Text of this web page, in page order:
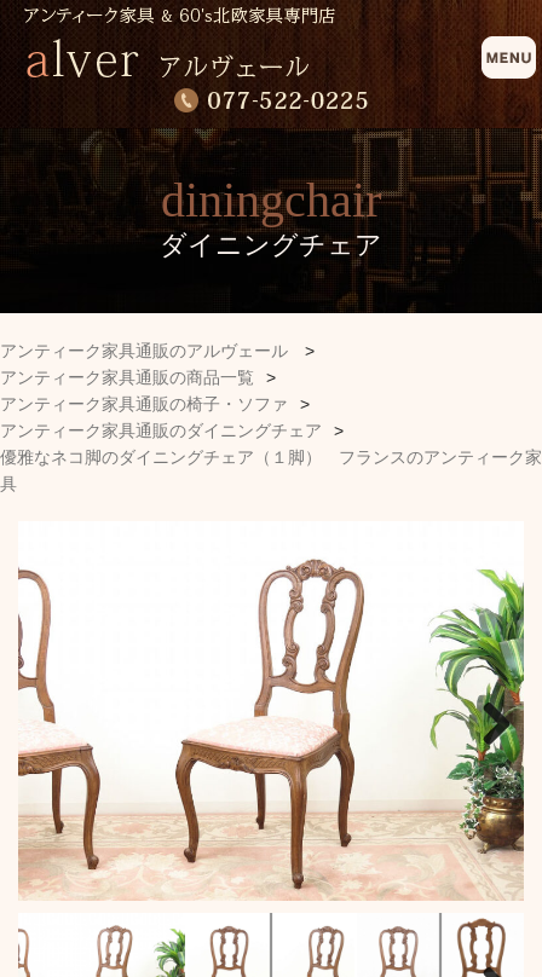
diningchair
ダイニングチェア
アンティーク家具通販のアルヴェール
>
アンティーク家具通販の商品一覧
>
アンティーク家具通販の椅子・ソファ
>
アンティーク家具通販のダイニングチェア
>
優雅なネコ脚のダイニングチェア（１脚） フランスのアンティーク家
具
Next